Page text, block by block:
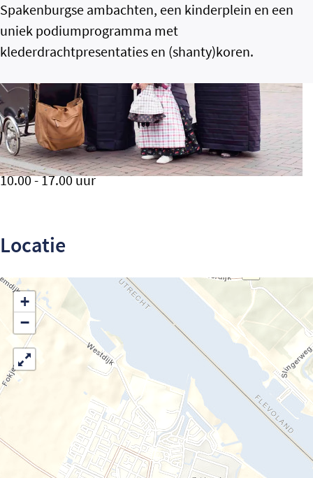
Spakenburgse ambachten, een kinderplein en een
uniek podiumprogramma met
klederdrachtpresentaties en (shanty)koren.
Wanneer
Elke woensdag t/m 12 augustus 2026
10.00 - 17.00 uur
Locatie
+
−